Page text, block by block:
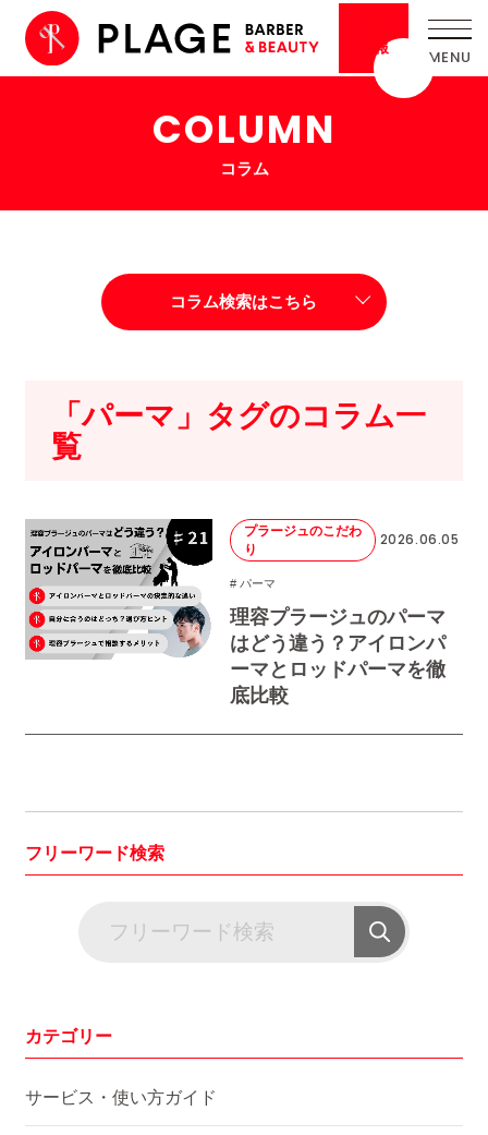
情報
COLUMN
コラム
コラム検索はこちら
「パーマ」タグのコラム一
覧
プラージュのこだわ
り
2026.06.05
# パーマ
理容プラージュのパーマ
はどう違う？アイロンパ
ーマとロッドパーマを徹
底比較
フリーワード検索
カテゴリー
サービス・使い方ガイド